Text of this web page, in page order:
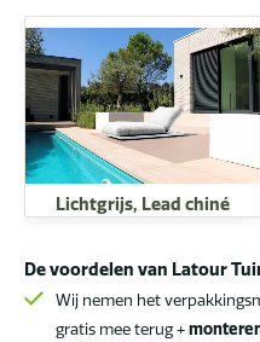
Lichtgrijs, Lead chiné
De voordelen van Latour
Wij nemen het
gratis mee terug +